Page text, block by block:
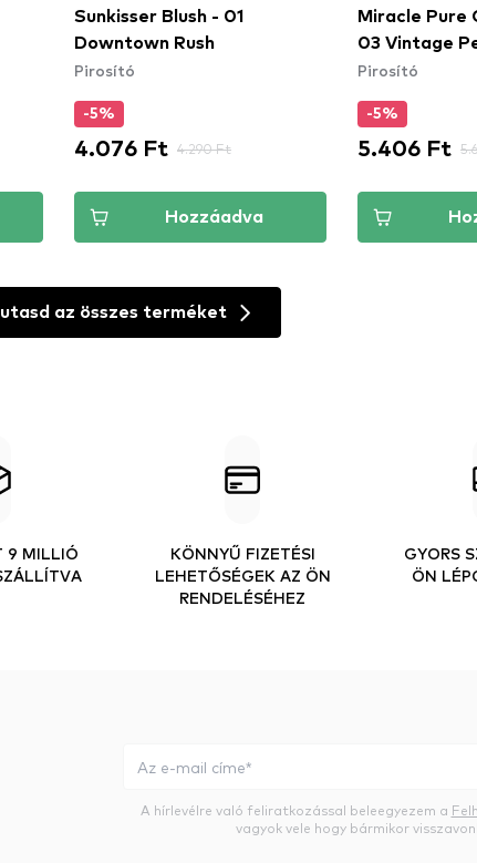
Sunkisser Blush - 01
Downtown Rush​
Pirosító
-5%
4.076 Ft 4.290 Ft
Hozzáadva
Miracle Pure
03 Vintage
Pirosító
-5%
5.406 Ft
az összes terméket
9 MILLIÓ
KÖNNYŰ FIZETÉSI
LEHETŐSÉGEK AZ ÖN
RENDELÉSÉHEZ
GYORS
ÖN
A hírlevélre való feliratkozással beleegyezem a
vagyok vele hogy bármikor